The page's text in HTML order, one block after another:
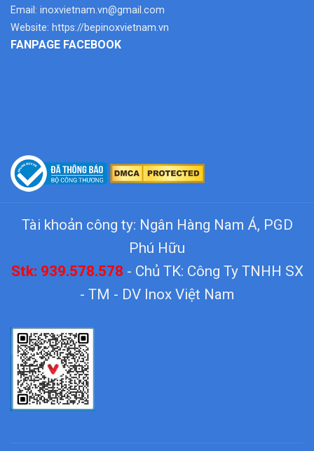
Email: inoxvietnam.vn@gmail.com
Website: https://bepinoxvietnam.vn
FANPAGE FACEBOOK
Tài khoản công ty: Ngân Hàng Nam Á, PGD
Phú Hữu
Stk: 939.578.578 - Chủ TK: Công Ty TNHH SX
- TM - DV Inox Việt Nam